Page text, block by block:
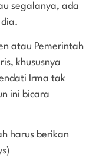
segalanya, ada
atau Pemerintah
khususnya
Irma tak
ini bicara
harus berikan